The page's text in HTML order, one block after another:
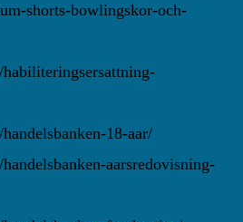
shorts-bowlingskor-och-
18-aar/
aarsredovisning-